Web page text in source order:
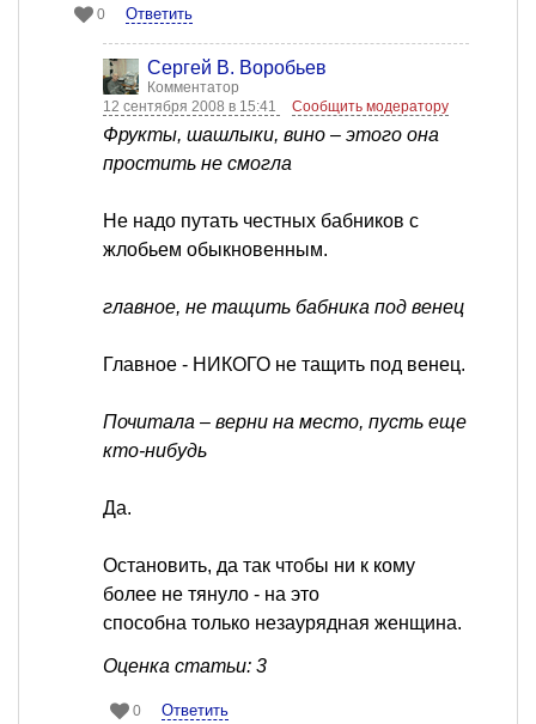
0 Ответить
Сергей В. Воробьев
Комментатор
12 сентября 2008 в 15:41
Сообщить модератору
Фрукты, шашлыки, вино – этого она
простить не смогла
Не надо путать честных бабников с
жлобьем обыкновенным.
главное, не тащить бабника под венец
Главное - НИКОГО не тащить под венец.
Почитала – верни на место, пусть еще
кто-нибудь
Да.
Остановить, да так чтобы ни к кому
более не тянуло - на это
способна только незаурядная женщина.
Оценка статьи: 3
0 Ответить